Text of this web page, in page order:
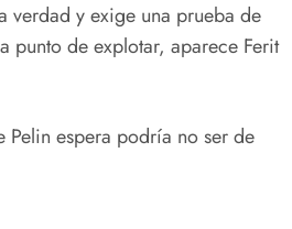
verdad y exige una prueba de
punto de explotar, aparece Ferit
espera podría no ser de